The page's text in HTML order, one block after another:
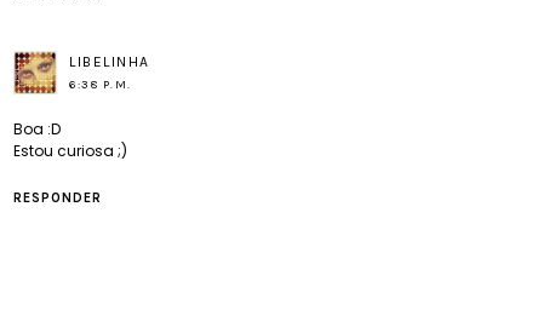
LIBELINHA
6:38 P.M.
Boa :D
Estou curiosa ;)
RESPONDER